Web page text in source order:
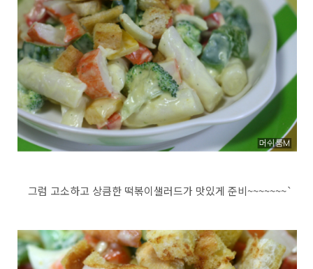
그럼 고소하고 상큼한 떡볶이샐러드가 맛있게 준비~~~~~~~`